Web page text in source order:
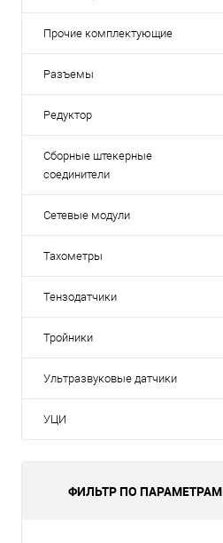
Прочие комплектующие
Разъемы
Редуктор
Сборные штекерные
соединители
Сетевые модули
Тахометры
Тензодатчики
Тройники
Ультразвуковые датчики
УЦИ
ФИЛЬТР ПО ПАРАМЕТРАМ